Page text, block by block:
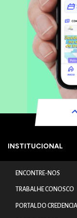
INSTITUCIONAL
ENCONTRE-NOS
TRABALHE CONOSCO
PORTAL DO